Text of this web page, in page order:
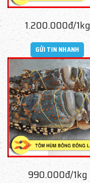
1.200.000đ/1kg
GỬI TIN NHANH
990.000đ/1kg